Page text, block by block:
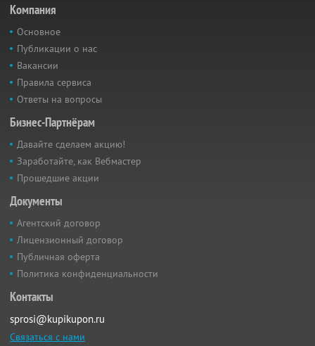
Компания
Основное
Публикации о нас
Вакансии
Правила сервиса
Ответы на вопросы
Бизнес-Партнёрам
Давайте сделаем акцию!
Заработайте, как Вебмастер
Прошедшие акции
Документы
Агентский договор
Лицензионный договор
Публичная оферта
Политика конфиденциальности
Контакты
sprosi@kupikupon.ru
Связаться с нами